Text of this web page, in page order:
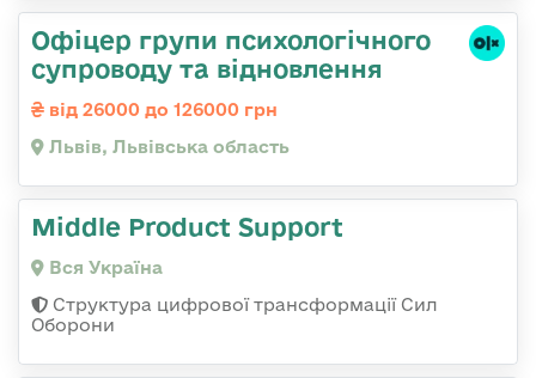
Офіцер групи психологічного
супроводу та відновлення
від 26000 до 126000 грн
Львів, Львівська область
Middle Product Support
Вся Україна
Структура цифрової трансформації Сил
Оборони